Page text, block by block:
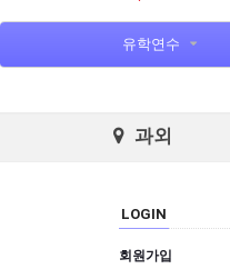
유학연수
과외
LOGIN
회원가입